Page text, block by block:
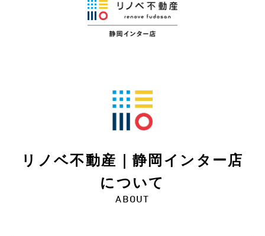
リノベ不動産｜静岡インター店
について
ABOUT